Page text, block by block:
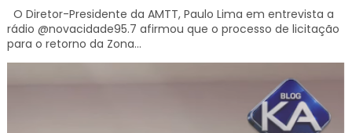
O Diretor-Presidente da AMTT, Paulo Lima em entrevista a
rádio @novacidade95.7 afirmou que o processo de licitação
para o retorno da Zona...